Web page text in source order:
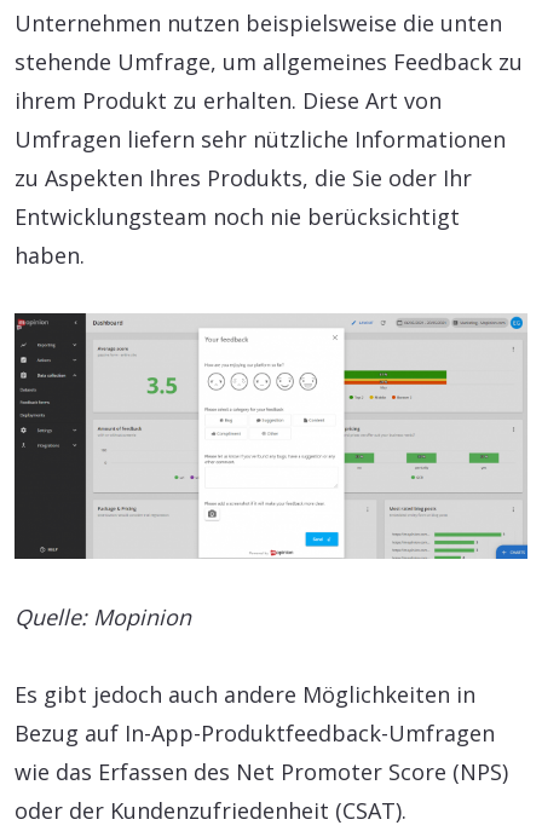
Unternehmen nutzen beispielsweise die unten
stehende Umfrage, um allgemeines Feedback zu
ihrem Produkt zu erhalten. Diese Art von
Umfragen liefern sehr nützliche Informationen
zu Aspekten Ihres Produkts, die Sie oder Ihr
Entwicklungsteam noch nie berücksichtigt
haben.
Quelle: Mopinion
Es gibt jedoch auch andere Möglichkeiten in
Bezug auf In-App-Produktfeedback-Umfragen
wie das Erfassen des Net Promoter Score (NPS)
oder der Kundenzufriedenheit (CSAT).